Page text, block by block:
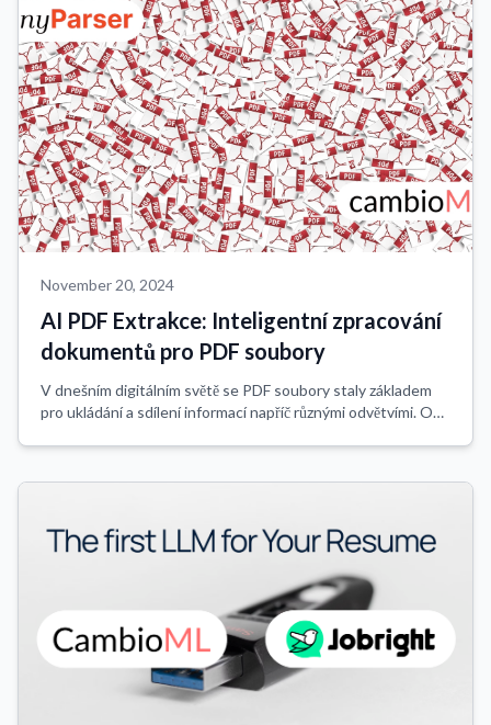
November 20, 2024
AI PDF Extrakce: Inteligentní zpracování
dokumentů pro PDF soubory
V dnešním digitálním světě se PDF soubory staly základem
pro ukládání a sdílení informací napříč různými odvětvími. Od